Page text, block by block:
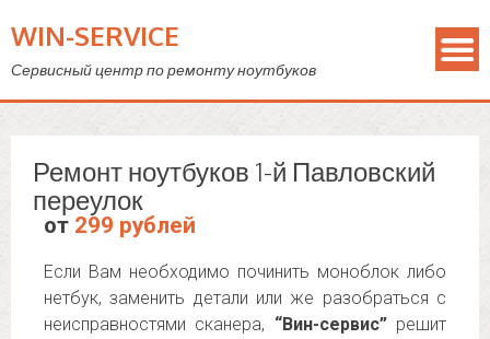
WIN-SERVICE
Сервисный центр по ремонту ноутбуков
Ремонт ноутбуков 1-й Павловский
переулок
от 299 рублей
Если Вам необходимо починить моноблок либо
нетбук, заменить детали или же разобраться с
неисправностями сканера, “Вин-сервис”решит